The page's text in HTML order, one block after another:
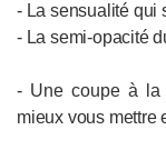
- La sensualité qui
- La semi-opacité
- Une coupe à la
mieux vous mettre